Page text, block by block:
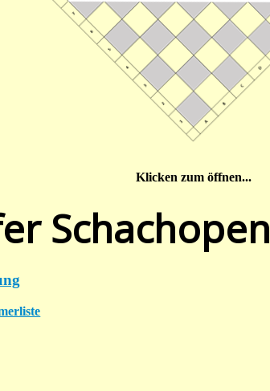
Klicken zum öffnen...
Schachopen